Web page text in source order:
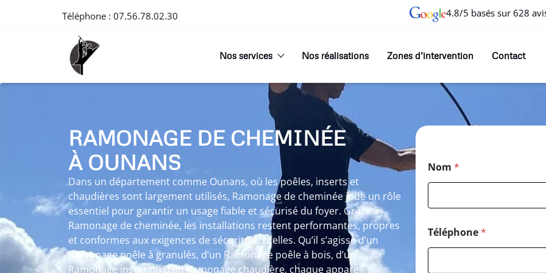
Téléphone : 07.56.78.02.30 4.8/5 basés sur 628
Nos services Nos réalisations Zones d’intervention Contact
RAMONAGE DE CHEMINÉE
À OUNANS
Dans un département comme Ounans, où les poêles, inserts et
chaudières sont largement utilisés, Ramonage de cheminée joue un rôle
essentiel pour garantir un usage fiable et sécurisé du foyer. Grâce à
Ramonage de cheminée, les installations restent performantes, propres
et conformes aux exigences de sécurité actuelles. Qu’il s’agisse d’un
Ramonage poêle à granulés, d’un Ramonage poêle à bois, d’un
Ramonage insert ou d’un Ramonage chaudière, chaque appareil
Nom *
Téléphone*